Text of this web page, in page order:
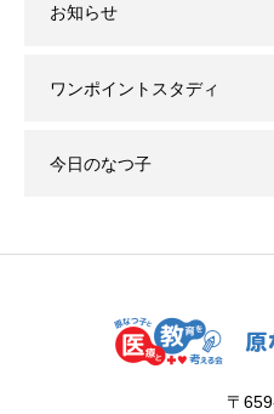
お知らせ
ワンポイントスタディ
今日のなつ子
〒